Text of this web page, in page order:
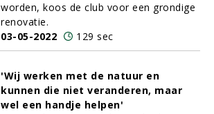
worden, koos de club voor een grondige
renovatie.
03-05-2022
129 sec
'Wij werken met de natuur en
kunnen die niet veranderen, maar
wel een handje helpen'